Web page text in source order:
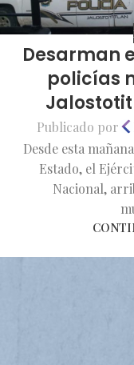
Desarman
policías
Publicado por
Desde esta
Estado, el
Nacional,